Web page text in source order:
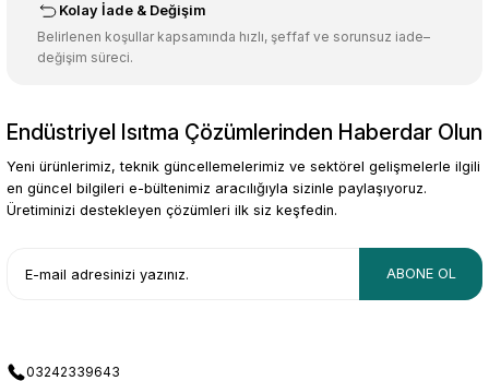
Kolay İade & Değişim
Belirlenen koşullar kapsamında hızlı, şeffaf ve sorunsuz iade–
değişim süreci.
Endüstriyel Isıtma Çözümlerinden Haberdar Olun
Yeni ürünlerimiz, teknik güncellemelerimiz ve sektörel gelişmelerle ilgili
en güncel bilgileri e-bültenimiz aracılığıyla sizinle paylaşıyoruz.
Üretiminizi destekleyen çözümleri ilk siz keşfedin.
ABONE OL
03242339643